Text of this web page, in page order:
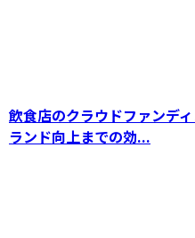
飲食店のクラウドファンデ
ランド向上までの効...